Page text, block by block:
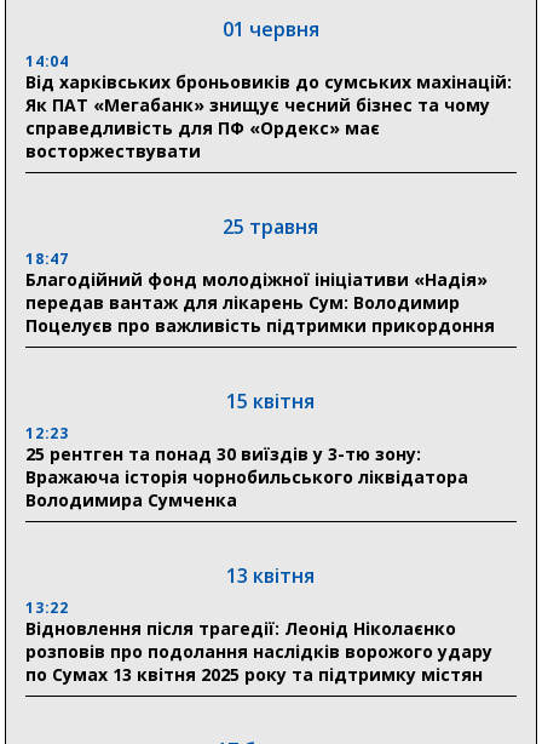
18:54
Романько розширює програму відпочинку дітей із
прифронтової Сумщини: перша група оздоровилася
в Австрії
Ніколаєнко: у Сумах погодили 115 компенсацій на
відновлення житла майже на 6,6 млн грн
31 липня
Сумщини пояснив, як отримати допомогу на зиму
17:52
«Укрексімбанк» припиняє виплату пенсій: у
Пенсійному фонді Сумщини пояснили, що робити
людям
відзнаки «Почесного громадянина міста Суми»
30 липня
01 червня
14:04
Від харківських броньовиків до сумських махінацій:
Як ПАТ «Мегабанк» знищує чесний бізнес та чому
справедливість для ПФ «Ордекс» має
восторжествувати
25 травня
18:47
Благодійний фонд молодіжної ініціативи «Надія»
передав вантаж для лікарень Сум: Володимир
Поцелуєв про важливість підтримки прикордоння
15 квітня
12:23
25 рентген та понад 30 виїздів у 3-тю зону:
Вражаюча історія чорнобильського ліквідатора
Володимира Сумченка
13 квітня
13:22
Відновлення після трагедії: Леонід Ніколаєнко
розповів про подолання наслідків ворожого удару
по Сумах 13 квітня 2025 року та підтримку містян